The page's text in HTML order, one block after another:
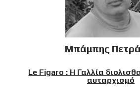
Μπάμπης
Le Figaro : Η Γαλλία
αυταρχισμό